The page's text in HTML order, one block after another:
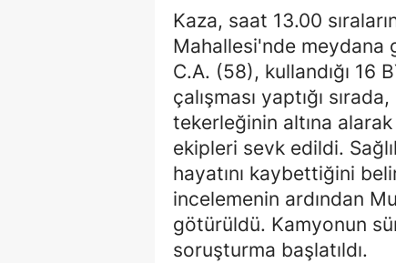
Kaza, saat 13.00
Mahallesi'nde meydana
C.A. (58), kullandığı 16
çalışması yaptığı
tekerleğinin altına
ekipleri sevk edildi.
hayatını kaybettiğini
incelemenin ardından
götürüldü. Kamyonun
soruşturma başlatıldı.